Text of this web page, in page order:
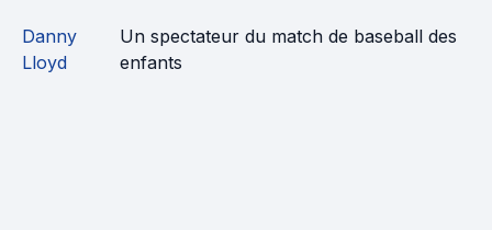
Danny
Lloyd
Un spectateur du match de baseball des
enfants